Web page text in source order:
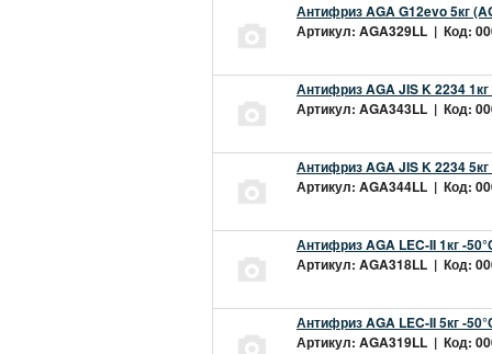
Антифриз AGA G12evo 5кг
Артикул: AGA329LL | Код:
Антифриз AGA JIS K 2234
Артикул: AGA343LL | Код:
Антифриз AGA JIS K 2234
Артикул: AGA344LL | Код:
Антифриз AGA LEC-II 1кг -
Артикул: AGA318LL | Код:
Антифриз AGA LEC-II 5кг -
Артикул: AGA319LL | Код: